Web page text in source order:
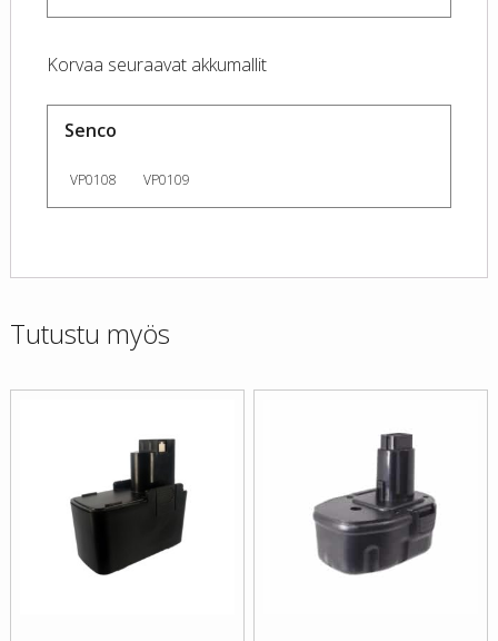
Korvaa seuraavat akkumallit
Senco
VP0108 VP0109
Tutustu myös